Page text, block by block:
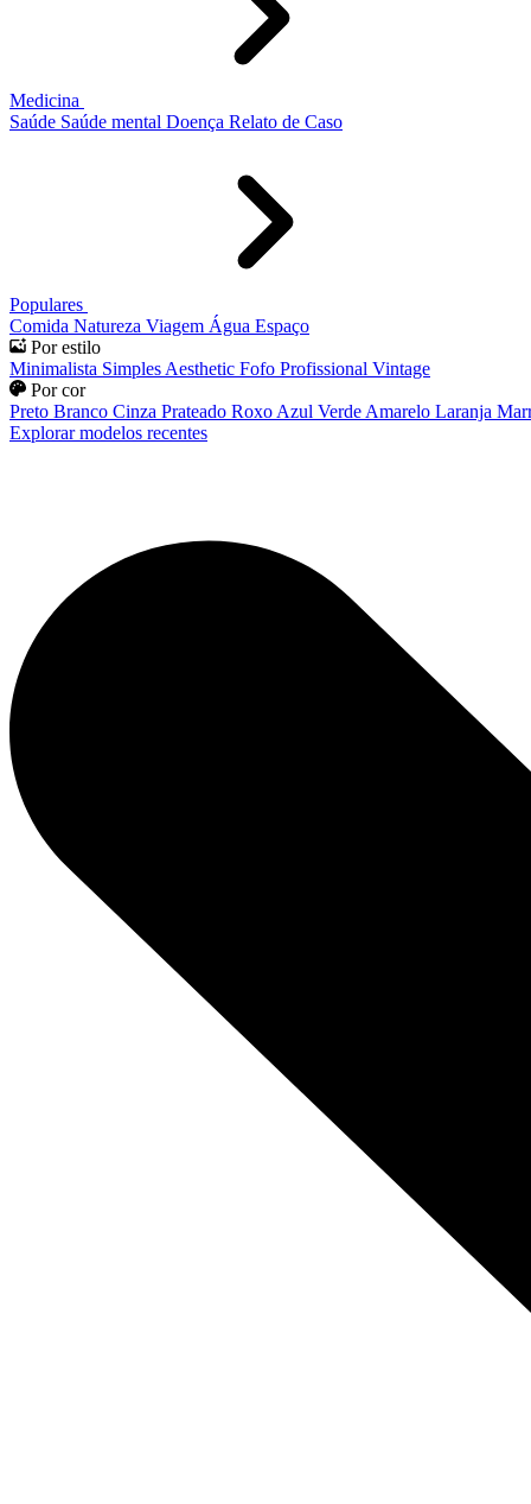
Medicina
Saúde Saúde mental Doença Relato de Caso
Populares
Comida Natureza Viagem Água Espaço
Por estilo
Minimalista Simples Aesthetic Fofo Profissional Vintage
Por cor
Preto Branco Cinza Prateado Roxo Azul Verde Amarelo Laranja
Explorar modelos recentes